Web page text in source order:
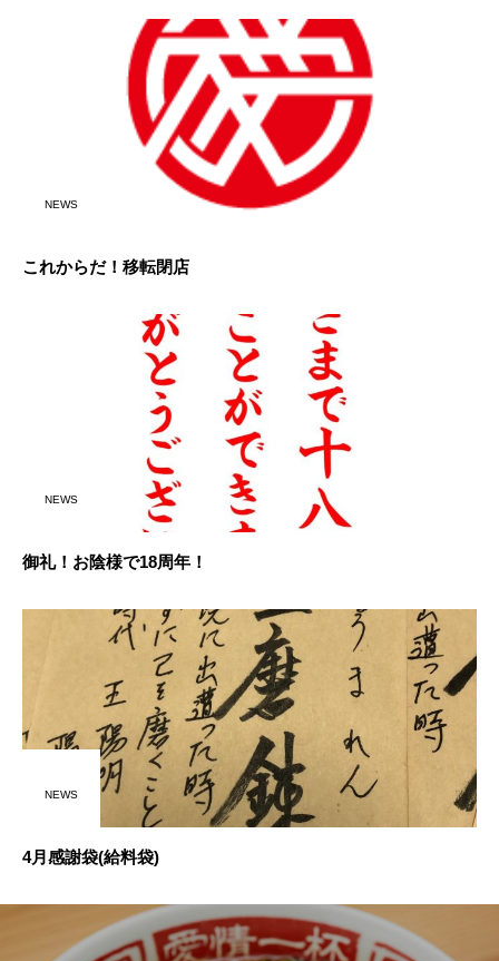
NEWS
これからだ！移転閉店
NEWS
御礼！お陰様で18周年！
NEWS
4月感謝袋(給料袋)